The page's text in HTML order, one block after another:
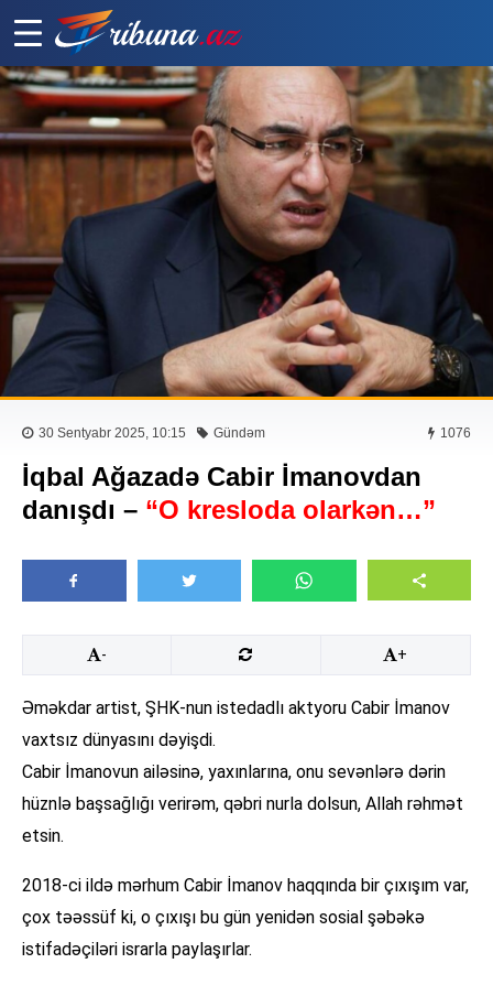
30 Sentyabr 2025, 10:15 Gündəm 1076
İqbal Ağazadə Cabir İmanovdan
danışdı – “O kresloda olarkən…”
- +
Əməkdar artist, ŞHK-nun istedadlı aktyoru Cabir İmanov
vaxtsız dünyasını dəyişdi.
Cabir İmanovun ailəsinə, yaxınlarına, onu sevənlərə dərin
hüznlə başsağlığı verirəm, qəbri nurla dolsun, Allah rəhmət
etsin.
2018-ci ildə mərhum Cabir İmanov haqqında bir çıxışım var,
çox təəssüf ki, o çıxışı bu gün yenidən sosial şəbəkə
istifadəçiləri israrla paylaşırlar.